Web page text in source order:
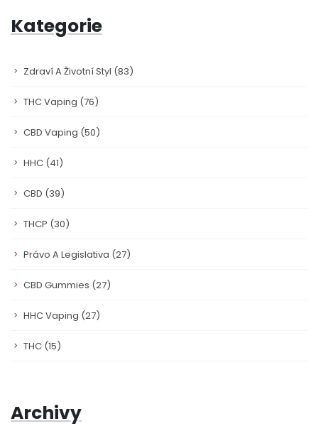
Kategorie
Zdraví A Životní Styl (83)
THC Vaping (76)
CBD Vaping (50)
HHC (41)
CBD (39)
THCP (30)
Právo A Legislativa (27)
CBD Gummies (27)
HHC Vaping (27)
THC (15)
Archivy